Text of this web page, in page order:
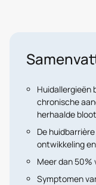
Huidallergieën
chronische
herhaalde
De
ontwikkeling
Meer dan
Symptomen